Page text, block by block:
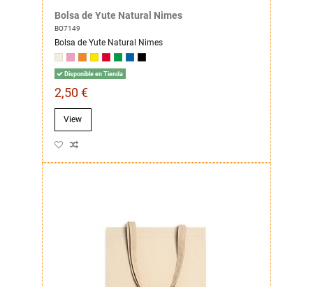
Bolsa de Yute Natural Nimes
BO7149
Bolsa de Yute Natural Nimes
Disponible en Tienda
2,50 €
View